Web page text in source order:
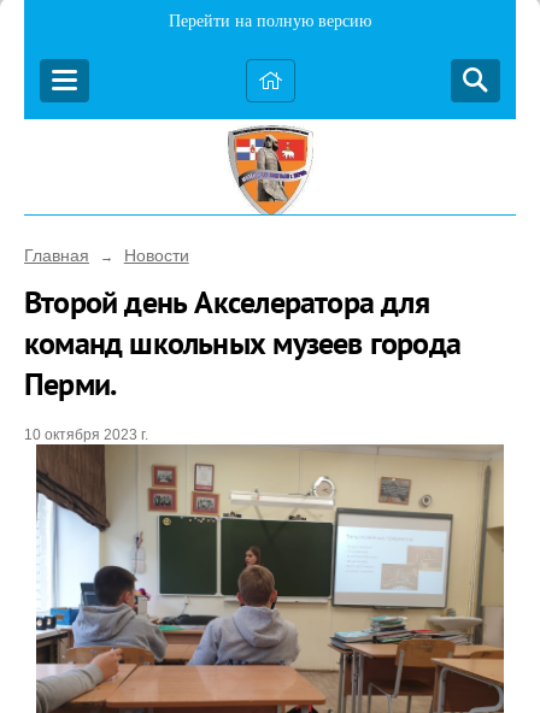
Перейти на полную версию
Главная → Новости
Второй день Акселератора для
команд школьных музеев города
Перми.
10 октября 2023 г.